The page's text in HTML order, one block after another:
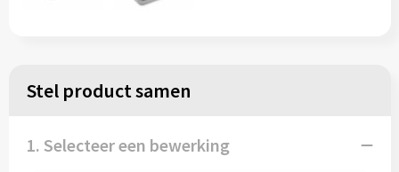
Stel product samen
1. Selecteer een bewerking